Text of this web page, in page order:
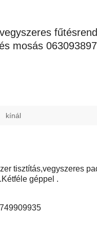
mosás
kínál
tisztítás,vegyszeres
géppel .